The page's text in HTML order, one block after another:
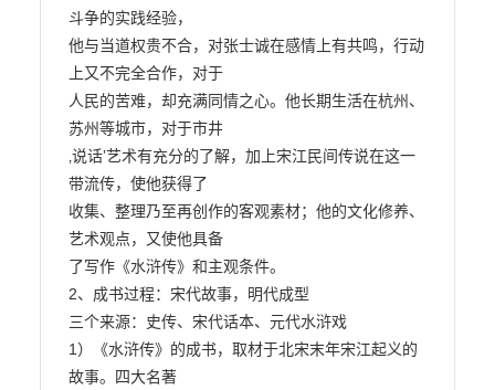
斗争的实践经验，
他与当道权贵不合，对张士诚在感情上有共鸣，行动
上又不完全合作，对于
人民的苦难，却充满同情之心。他长期生活在杭州、
苏州等城市，对于市井
‚说话‛艺术有充分的了解，加上宋江民间传说在这一
带流传，使他获得了
收集、整理乃至再创作的客观素材；他的文化修养、
艺术观点，又使他具备
了写作《水浒传》和主观条件。
2、成书过程：宋代故事，明代成型
三个来源：史传、宋代话本、元代水浒戏
1）《水浒传》的成书，取材于北宋末年宋江起义的
故事。四大名著